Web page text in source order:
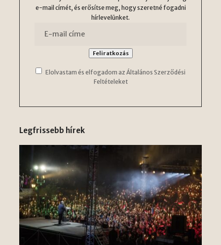
e-mail címét, és erősítse meg, hogy szeretné fogadni
hírlevelünket.
Elolvastam és elfogadom az Általános Szerződési
Feltételeket
Legfrissebb hírek